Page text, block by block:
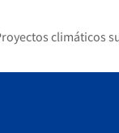
climáticos